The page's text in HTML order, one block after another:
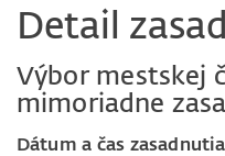
Detail
Výbor mestskej
mimoriadne
Dátum a čas